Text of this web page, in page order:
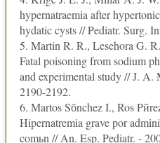
hypernatraemia after
hydatic cysts // Pediatr. Surg.
5. Martin R. R., Lesehora G.
Fatal poisoning from sodium
and experimental study // J.
2190-2192.
6. Martos Sбnchez I., Ros
Hipernatremia grave por
comьn // An. Esp. Pediatr. -